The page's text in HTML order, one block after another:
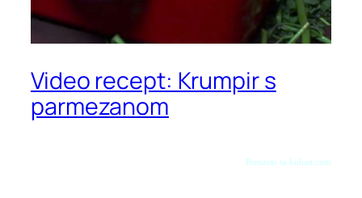
Video recept: Krumpir s
parmezanom
Preuzeto sa kuhari.com